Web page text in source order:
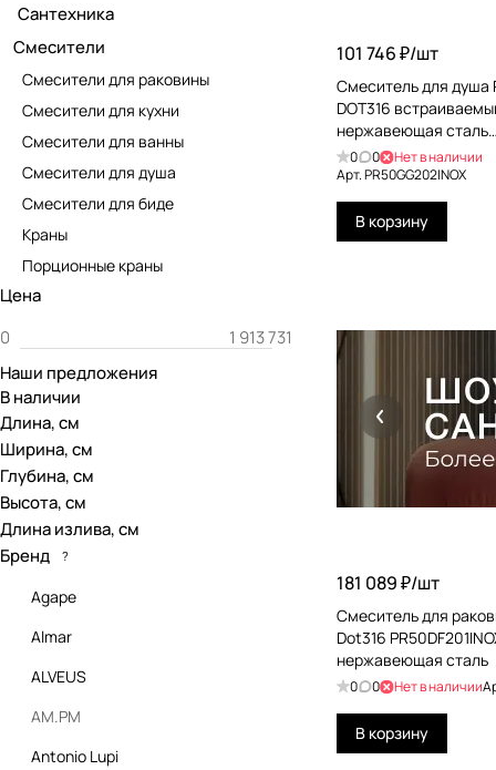
101 746 ₽/шт
Смеситель для душа
DOT316
нержавеющая сталь
PR50GG202INOX
0 0
Нет в наличии
Арт.PR50GG202INOX
В корзину
181 089 ₽/шт
Смеситель для
Dot316
нержавеющая сталь
0 0 Нет в наличии
В корзину
Сантехника
Смесители
Смесители для раковины
Смесители для кухни
Смесители для ванны
Смесители для душа
Смесители для биде
Краны
Порционные краны
Цена
Наши предложения
В наличии
Длина, см
Ширина, см
Глубина, см
Высота, см
Длина излива, см
Бренд
?
Agape
Almar
ALVEUS
AM.PM
Antonio Lupi